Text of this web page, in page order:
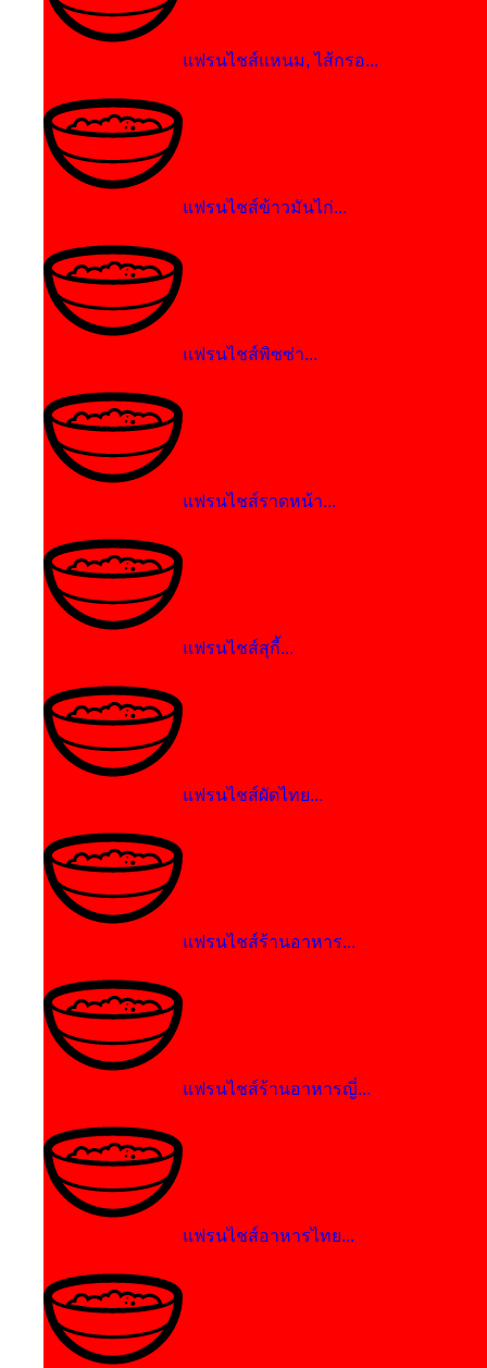
แฟรนไชส์แหนม, ไส้กรอ...
แฟรนไชส์ข้าวมันไก่...
แฟรนไชส์พิซซ่า...
แฟรนไชส์ราดหน้า...
แฟรนไชส์สุกี้...
แฟรนไชส์ผัดไทย...
แฟรนไชส์ร้านอาหาร...
แฟรนไชส์ร้านอาหารญี่...
แฟรนไชส์อาหารไทย...